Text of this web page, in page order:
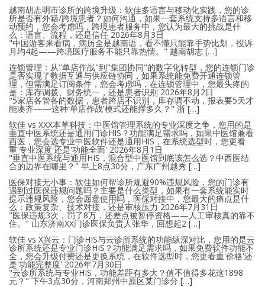
越南胡志明市诊所的跨境升级：软佳多语言与移动化实践，您的诊
所是否有外籍/跨境患者？如何沟通，如果一套系统支持多语言和移
动预约，您会考虑吗，跨境患者服务中，您认为最大的挑战是什
么：语言、流程，还是信任 2026年8月3日
"中国游客来看病，病历全是越南语，看不懂只能靠手势比划，投诉
月均4起——跨境医疗服务不能只靠热情。" 越南胡志 […]
连锁管理：从"单店作战"到"集团协同"的数字化转型，您的连锁门诊
是否实现了数据互通与供应链协同，如果系统能免费开通连锁管
理，但需满足订阅条件，您会考虑吗，在连锁管理中，您最头疼的
是：库存调拨、财务统一，还是患者识别 2026年8月2日
"5家店各管各的数据，患者跨店不识别，库存调不动，报表要5天才
能凑齐——这种'单店作战'模式还能撑多久？" 浙 […]
软佳 vs XXX本草科技：中医馆管理系统的专业深度之争，您用的是
垂直中医系统还是通用门诊HIS？功能满足需求吗，如果中医馆兼看
西医，您会选专业中医软件还是通用HIS，在系统选型时，您更看
重'专业深度'还是'功能全面' 2026年8月1日
"垂直中医系统与通用HIS，混合型中医馆到底该怎么选？中西医结
合的边界在哪里？" 早上8点30分，广东广州越秀 […]
医保对接无小事：软佳如何帮诊所规避90%违规风险，您的门诊有
遇到过医保违规问题吗？主要是什么类型，如果有一套系统能实时
提示违规风险，您会愿意使用吗，医保对接中，您最大的痛点是什
么：政策复杂、技术对接，还是审核压力 2026年7月31日
"医保违规3次，罚了8万，还差点被暂停资格——人工审核真的靠不
住。" 山东济南XX门诊医保负责人张华，回想起2 […]
软佳 vs X兴云：门诊HIS与云诊所系统的功能纵深对比，您用的是云
诊所系统还是专业门诊HIS？功能满足需求吗，如果免费软件功能不
全，您会升级付费还是更换系统，在软件选型时，您更看重'价格'还
是'功能完整度' 2026年7月30日
"云诊所系统与专业HIS，功能差距有多大？值不值得多花这1898
元？" 下午3点30分，河南郑州中原区某门诊分 […]